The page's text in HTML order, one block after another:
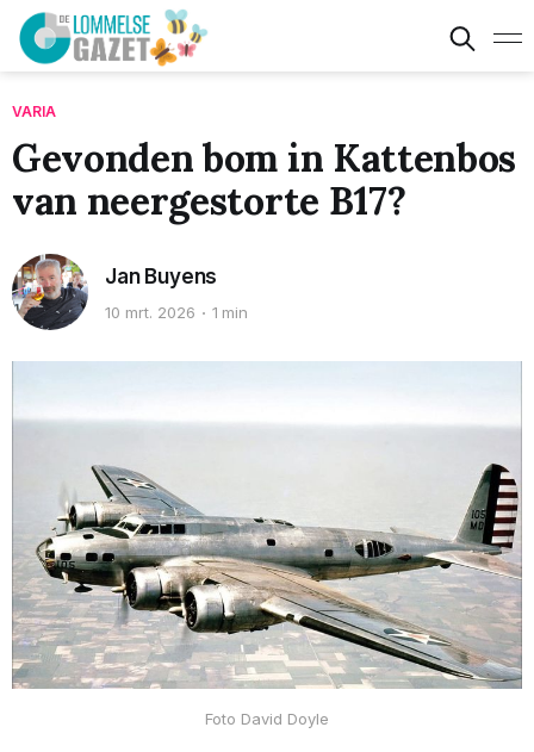
VARIA
Gevonden bom in Kattenbos
van neergestorte B17?
Jan Buyens
10 mrt. 2026 1 min
Foto David Doyle